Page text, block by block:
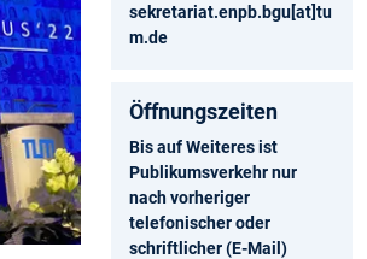
sekretariat.enpb.bgu[at]tu
m.de
Öffnungszeiten
Bis auf Weiteres ist
Publikumsverkehr nur
nach vorheriger
telefonischer oder
schriftlicher (E-Mail)